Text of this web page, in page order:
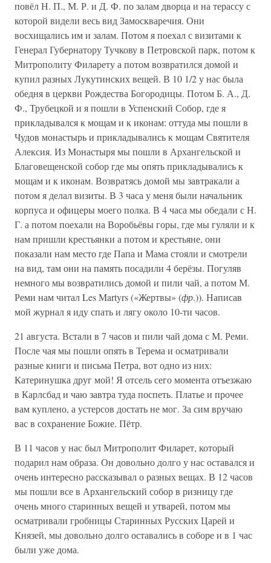
повёл Н. П., М. Р. и Д. Ф. по залам дворца и на терассу с
которой видели весь вид Замоскваречия. Они
восхищались им и залам. Потом я поехал с визитами к
Генерал Губернатору Тучкову в Петровской парк, потом к
Митрополиту Филарету а потом возвратился домой и
купил разных Лукутинских вещей. В 10 1/2 у нас была
обедня в церкви Рождества Богородицы. Потом Б. А., Д.
Ф., Трубецкой и я пошли в Успенский Собор, где я
прикладывался к мощам и к иконам: оттуда мы пошли в
Чудов монастырь и прикладывались к мощам Святителя
Алексия. Из Монастыря мы пошли в Архангельской и
Благовещенской собор где мы опять прикладывались к
мощам и к иконам. Возвратясь домой мы завтракали а
потом я делал визиты. В 3 часа у меня были начальник
корпуса и офицеры моего полка. В 4 часа мы обедали с Н.
Г. а потом поехали на Воробьёвы горы, где мы гуляли и к
нам пришли крестьянки а потом и крестьяне, они
показали нам место где Папа и Мама стояли и смотрели
на вид, там они на память посадили 4 берёзы. Погуляв
немного мы возвратились домой и пили чай, а потом М.
Реми нам читал Les Martyrs («Жертвы» (фр.)). Написав
мой журнал я иду спать и лягу около 10-ти часов.
21 августа. Встали в 7 часов и пили чай дома с М. Реми.
После чая мы пошли опять в Терема и осматривали
разные книги и письма Петра, вот одно из них:
Катеринушка друг мой! Я отсель сего момента отъезжаю
в Карлсбад и чаю завтра туда поспеть. Платье и прочее
вам куплено, а устерсов достать не мог. За сим вручаю
вас в сохранение Божие. Пётр.
В 11 часов у нас был Митрополит Филарет, который
подарил нам образа. Он довольно долго у нас оставался и
очень интересно рассказывал о разных вещах. В 12 часов
мы пошли все в Архангельский собор в ризницу где
очень много старинных вещей и утварей, потом мы
осматривали гробницы Старинных Русских Царей и
Князей, мы довольно долго оставались в соборе и в 1 час
были уже дома.